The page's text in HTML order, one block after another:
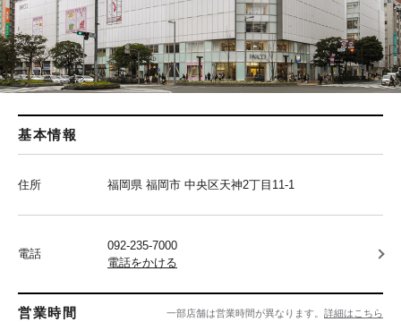
基本情報
住所 福岡県 福岡市 中央区天神2丁目11-1
電話
092-235-7000
電話をかける
営業時間 一部店舗は営業時間が異なります。 詳細はこちら